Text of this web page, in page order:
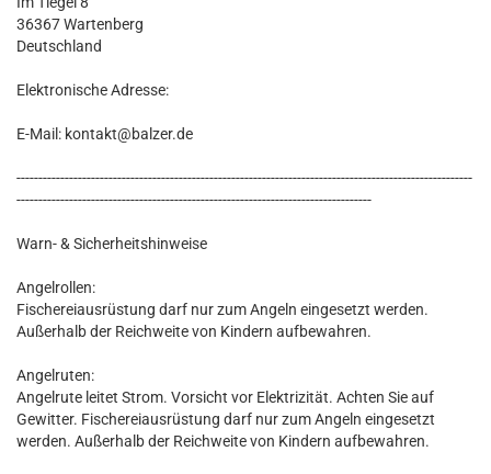
36367 Wartenberg
Deutschland
Elektronische Adresse:
E-Mail: kontakt@balzer.de
--------------------------------------------------------------------------------------------------------
---------------------------------------------------------------------------------
Warn- & Sicherheitshinweise
Angelrollen:
Fischereiausrüstung darf nur zum Angeln eingesetzt werden.
Außerhalb der Reichweite von Kindern aufbewahren.
Angelruten:
Angelrute leitet Strom. Vorsicht vor Elektrizität. Achten Sie auf
Gewitter. Fischereiausrüstung darf nur zum Angeln eingesetzt
werden. Außerhalb der Reichweite von Kindern aufbewahren.